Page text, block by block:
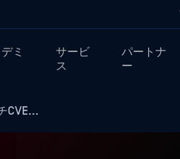
ミ
サービ
ス
パートナ
ー
CVE...